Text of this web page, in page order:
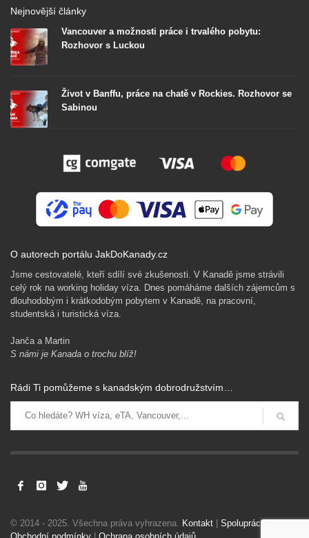
Nejnovější články
Vancouver a možnosti práce i trvalého pobytu:
Rozhovor s Luckou
Život v Banffu, práce na chatě v Rockies. Rozhovor se
Sabinou
O autorech portálu JakDoKanady.cz
Jsme cestovatelé, kteří sdílí své zkušenosti. V Kanadě jsme strávili
celý rok na working holiday víza. Dnes pomáháme dalších zájemcům s
dlouhodobým i krátkodobým pobytem v Kanadě, na pracovní,
studentská i turistická víza.
Janča a Martin
S námi je Kanada o trochu blíž!
Rádi Ti pomůžeme s kanadským dobrodružstvím…
© 2014 - 2025. Všechna práva vyhrazena. Kontakt | Spolupráce|